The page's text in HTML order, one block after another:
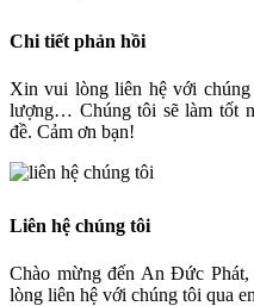
Chi tiết phản hồi
Xin vui lòng liên hệ với
lượng… Chúng tôi sẽ làm tốt
đề. Cảm ơn bạn!
Liên hệ chúng tôi
Chào mừng đến An Đức
lòng liên hệ với chúng tôi qua